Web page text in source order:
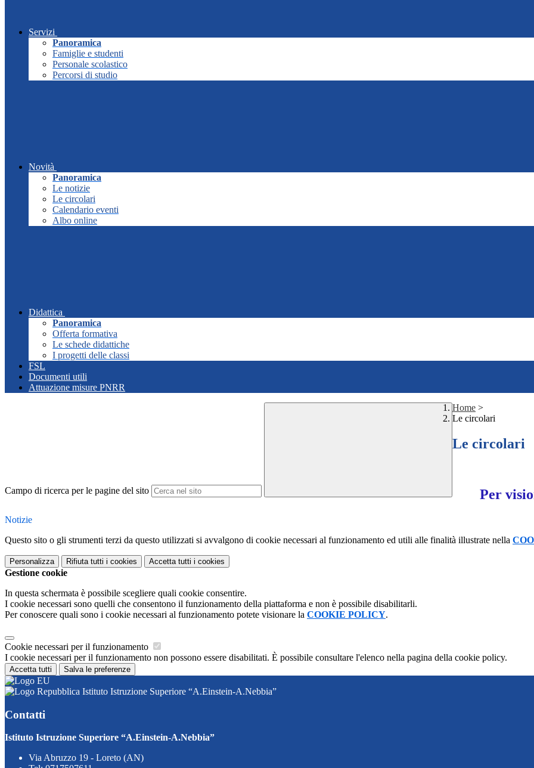
Servizi
Panoramica
Famiglie e studenti
Personale scolastico
Percorsi di studio
Novità
Panoramica
Le notizie
Le circolari
Calendario eventi
Albo online
Didattica
Panoramica
Offerta formativa
Le schede didattiche
I progetti delle classi
FSL
Documenti utili
Attuazione misure PNRR
Campo di ricerca per le pagine del sito
Home >
Le circolari
Le circolari
Per
Notizie
Questo sito o gli strumenti terzi da questo utilizzati si avvalgono di cookie necessari al funzionamento ed utili alle finalità illustrate nella
Personalizza Rifiuta tutti i cookies Accetta tutti i cookies
Gestione cookie
In questa schermata è possibile scegliere quali cookie consentire.
I cookie necessari sono quelli che consentono il funzionamento della piattaforma e non è possibile disabilitarli.
Per conoscere quali sono i cookie necessari al funzionamento potete visionare la COOKIE POLICY.
Cookie necessari per il funzionamento
I cookie necessari per il funzionamento non possono essere disabilitati. È possibile consultare l'elenco nella pagina della cookie policy.
Accetta tutti Salva le preferenze
Istituto Istruzione Superiore “A.Einstein-A.Nebbia”
Contatti
Istituto Istruzione Superiore “A.Einstein-A.Nebbia”
Via Abruzzo 19 - Loreto (AN)